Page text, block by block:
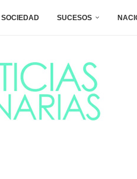
SOCIEDAD SUCESOS